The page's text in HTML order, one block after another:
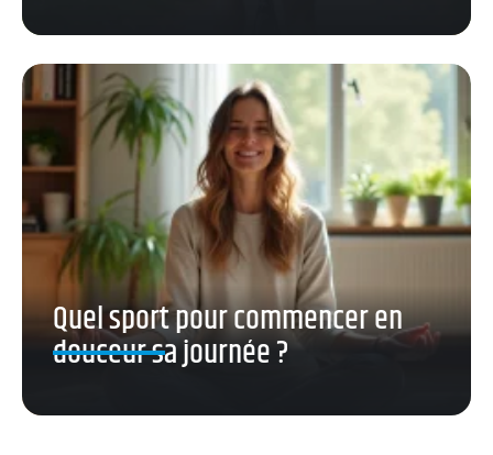
Quel sport pour commencer en
douceur sa journée ?